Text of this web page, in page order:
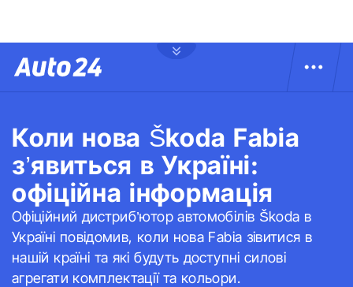
Коли нова Škoda Fabia
з’явиться в Україні:
офіційна інформація
Офіційний дистриб’ютор автомобілів Škoda в
Україні повідомив, коли нова Fabia зівитися в
нашій країні та які будуть доступні силові
агрегати комплектації та кольори.